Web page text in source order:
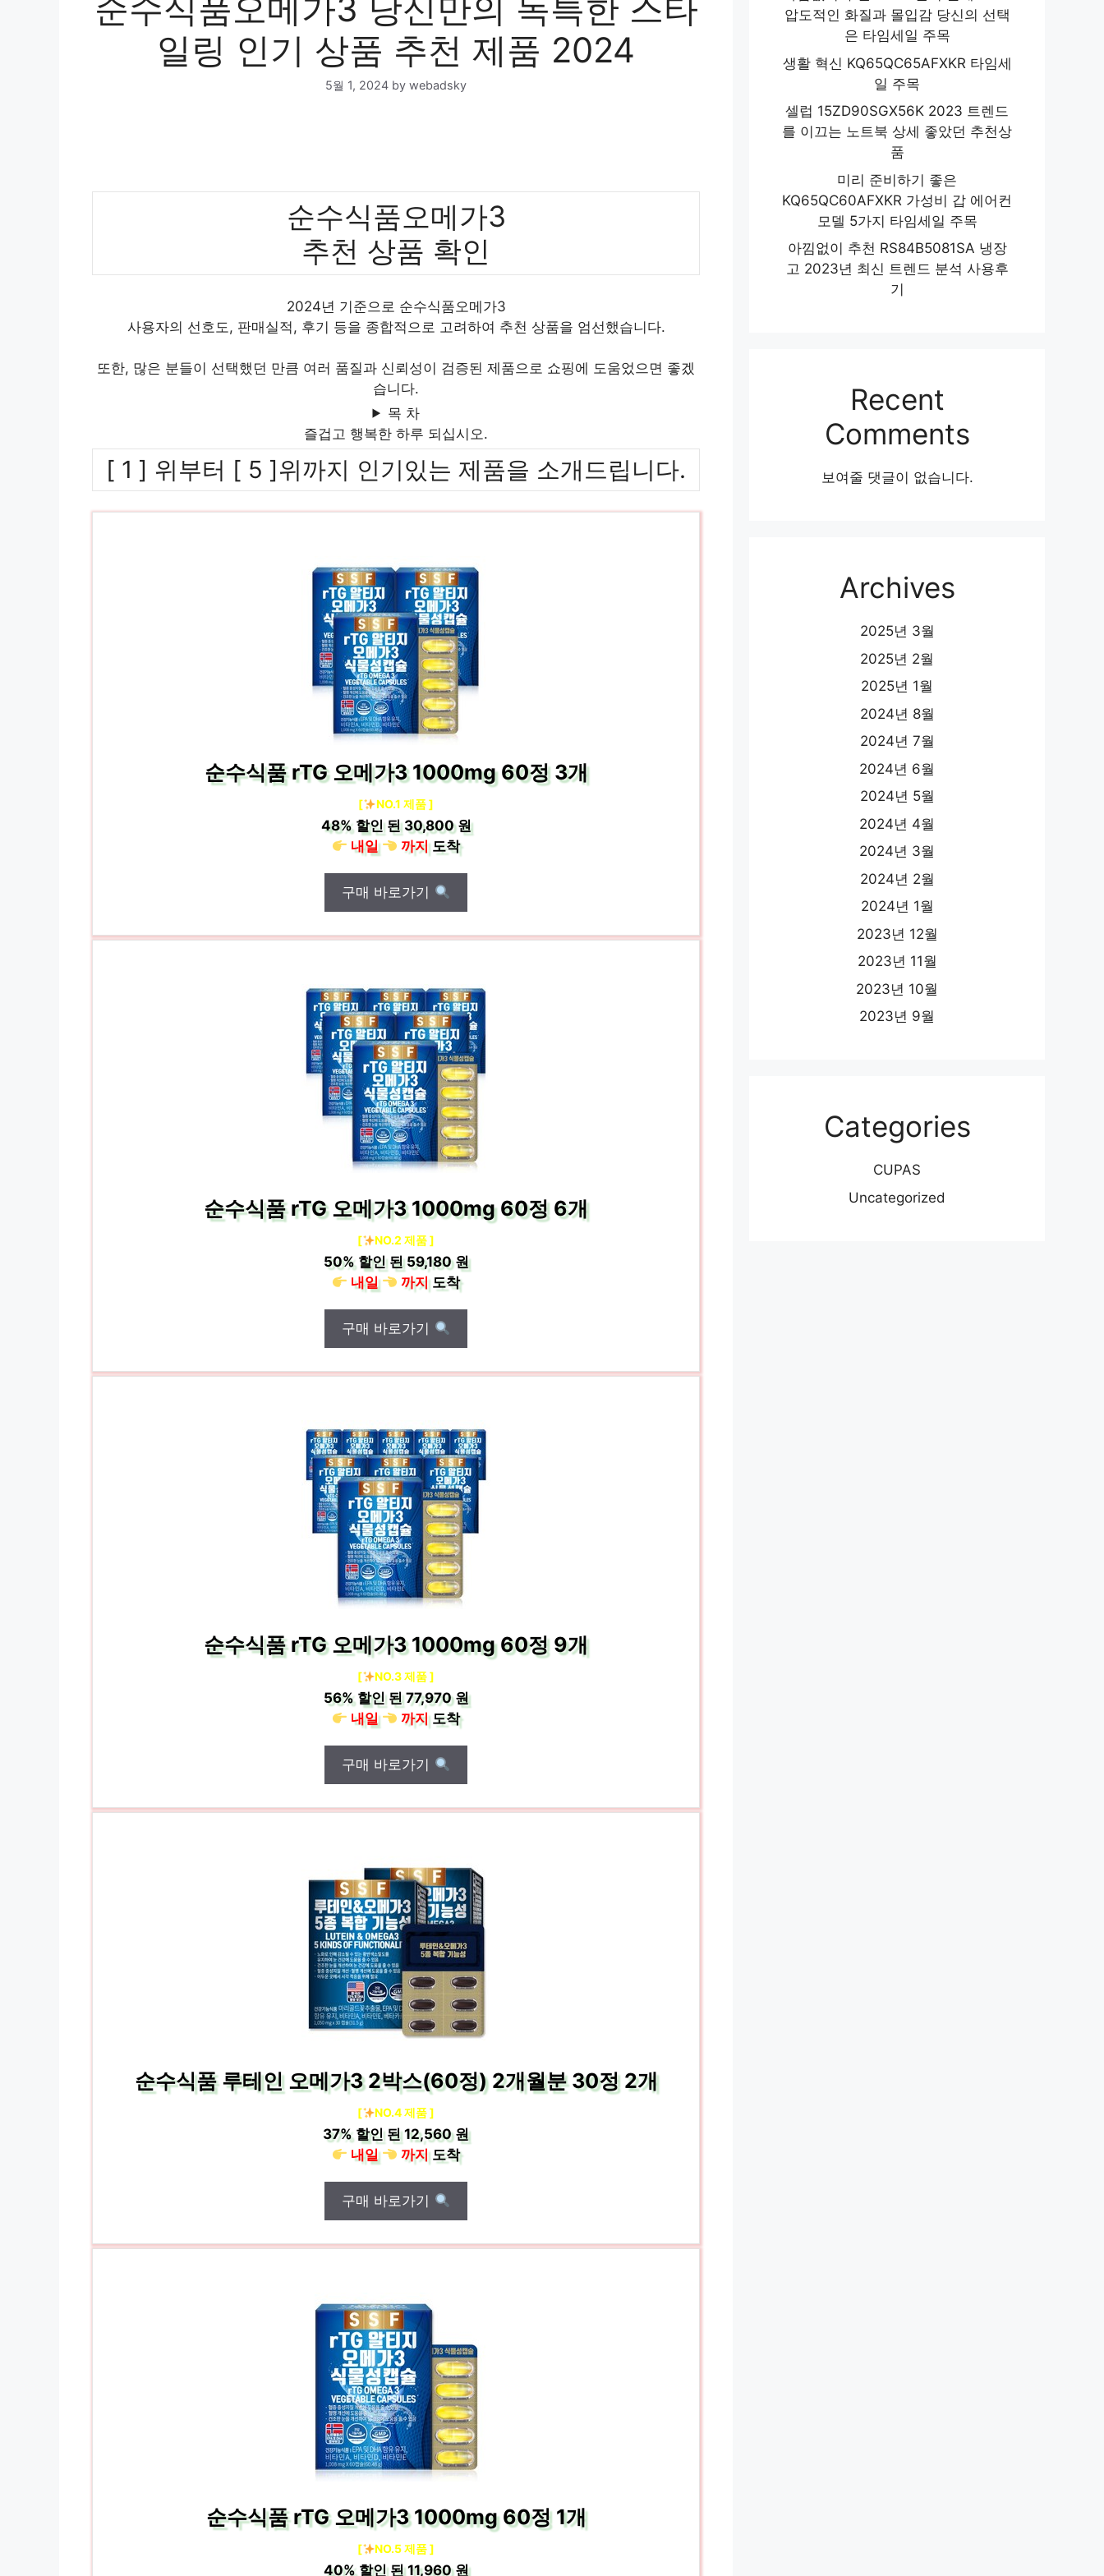
순수식품오메가3 당신만의 독특한 스타
일링 인기 상품 추천 제품 2024
5월 1, 2024 by webadsky
순수식품오메가3
추천 상품 확인
2024년 기준으로 순수식품오메가3
사용자의 선호도, 판매실적, 후기 등을 종합적으로 고려하여 추천 상품을 엄선했습니다.
또한, 많은 분들이 선택했던 만큼 여러 품질과 신뢰성이 검증된 제품으로 쇼핑에 도움었으면 좋겠
습니다.
목 차
즐겁고 행복한 하루 되십시오.
[ 1 ] 위부터 [ 5 ]위까지 인기있는 제품을 소개드립니다.
순수식품 rTG 오메가3 1000mg 60정 3개
[ NO.1 제품 ]
48%할인 된30,800 원
내일
까지도착
구매 바로가기
순수식품 rTG 오메가3 1000mg 60정 6개
[ NO.2 제품 ]
50%할인 된59,180 원
내일
까지도착
구매 바로가기
순수식품 rTG 오메가3 1000mg 60정 9개
[ NO.3 제품 ]
56%할인 된77,970 원
내일
까지도착
구매 바로가기
순수식품 루테인 오메가3 2박스(60정) 2개월분 30정 2개
[ NO.4 제품 ]
37%할인 된12,560 원
내일
까지도착
구매 바로가기
순수식품 rTG 오메가3 1000mg 60정 1개
[ NO.5 제품 ]
40%할인 된11,960 원
압도적인 화질과 몰입감 당신의 선택
은 타임세일 주목
생활 혁신 KQ65QC65AFXKR 타임세
일 주목
셀럽 15ZD90SGX56K 2023 트렌드
를 이끄는 노트북 상세 좋았던 추천상
품
미리 준비하기 좋은
KQ65QC60AFXKR 가성비 갑 에어컨
모델 5가지 타임세일 주목
아낌없이 추천 RS84B5081SA 냉장
고 2023년 최신 트렌드 분석 사용후
기
Recent
Comments
보여줄 댓글이 없습니다.
Archives
2025년 3월
2025년 2월
2025년 1월
2024년 8월
2024년 7월
2024년 6월
2024년 5월
2024년 4월
2024년 3월
2024년 2월
2024년 1월
2023년 12월
2023년 11월
2023년 10월
2023년 9월
Categories
CUPAS
Uncategorized